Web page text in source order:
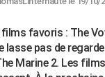
favoris : The
lasse pas de
Marine 2. Les films